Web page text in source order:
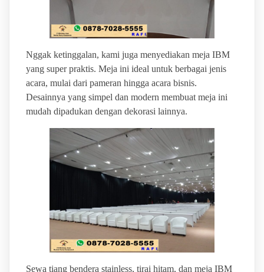
Nggak ketinggalan, kami juga menyediakan meja IBM
yang super praktis. Meja ini ideal untuk berbagai jenis
acara, mulai dari pameran hingga acara bisnis.
Desainnya yang simpel dan modern membuat meja ini
mudah dipadukan dengan dekorasi lainnya.
Sewa tiang bendera stainless, tirai hitam, dan meja IBM